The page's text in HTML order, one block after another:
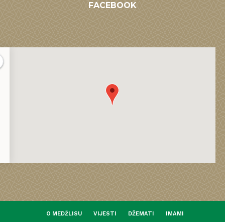
FACEBOOK
O MEDŽLISU VIJESTI DŽEMATI
IMAMI